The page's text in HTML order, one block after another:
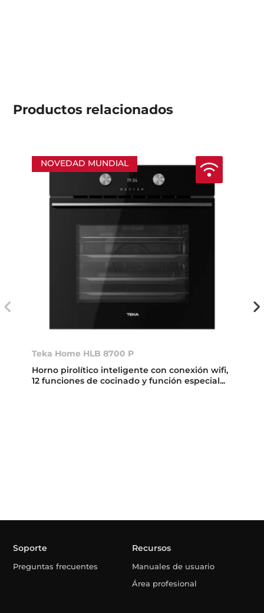
Productos relacionados
NOVEDAD MUNDIAL
Teka Home HLB 8700 P
Horno pirolítico inteligente con conexión wifi,
12 funciones de cocinado y función especial...
Soporte
Preguntas frecuentes
Recursos
Manuales de usuario
Área profesional